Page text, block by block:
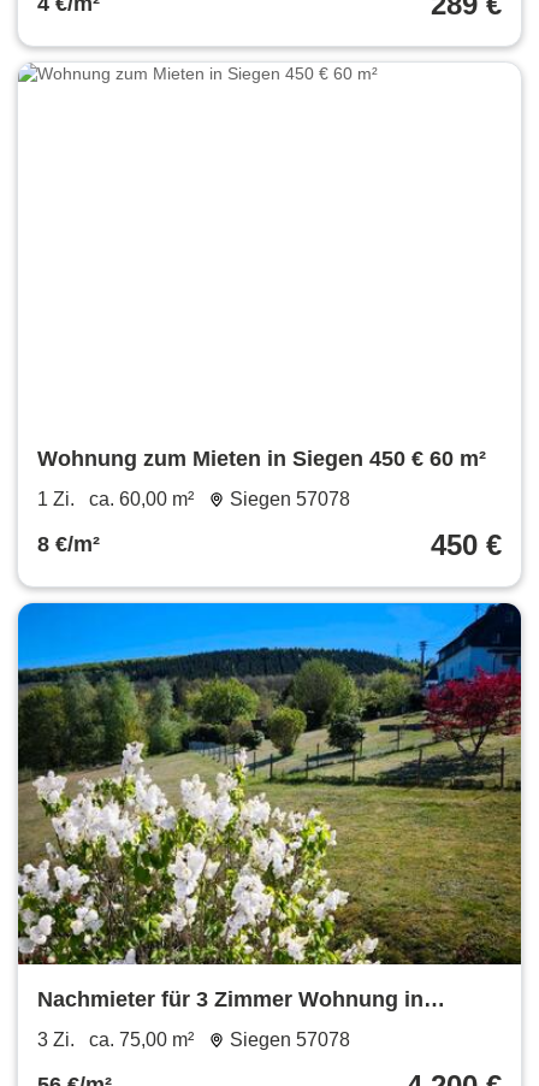
Wohnung zum Mieten in Siegen 450 € 60 m²
1 Zi. ca. 60,00 m² Siegen 57078
8 €/m² 450 €
Nachmieter für 3 Zimmer Wohnung in
Geisweid
3 Zi. ca. 75,00 m² Siegen 57078